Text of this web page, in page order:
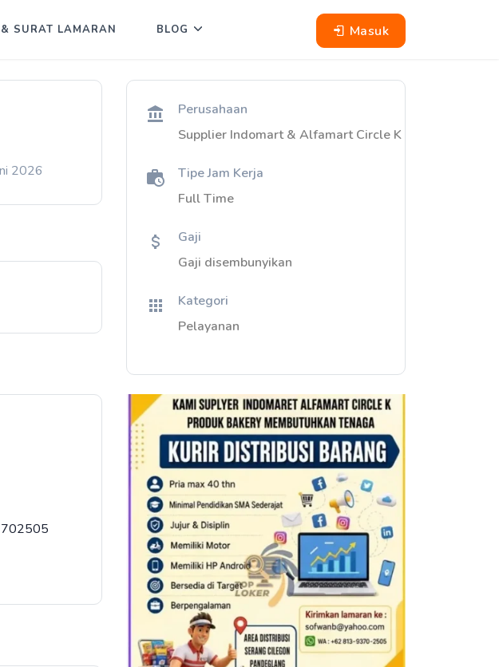
Masuk
SURAT LAMARAN BLOG
2026
Perusahaan
Supplier Indomart & Alfamart Circle K
Tipe Jam Kerja
Full Time
Gaji
Gaji disembunyikan
Kategori
Pelayanan